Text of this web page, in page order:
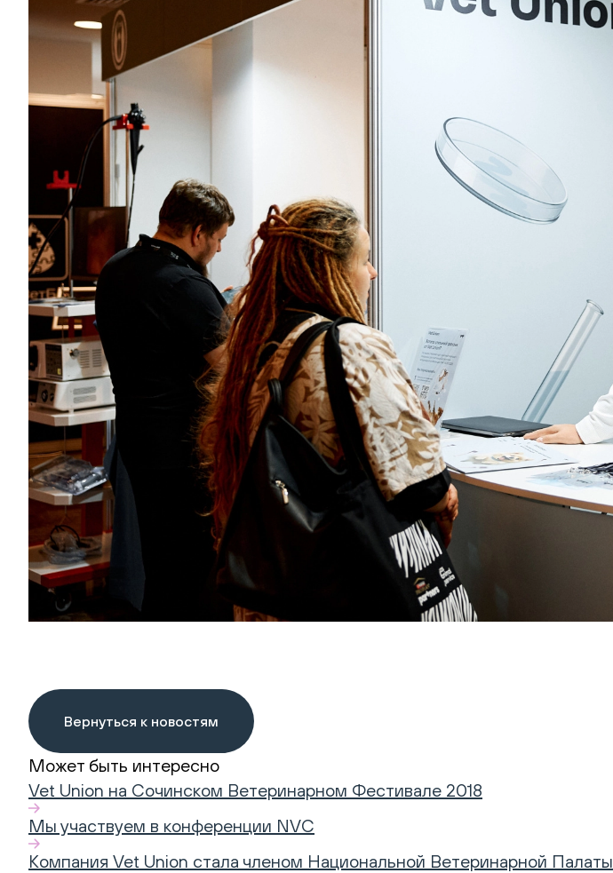
Вернуться к новостям
Может быть интересно
Vet Union на Сочинском Ветеринарном Фестивале 2018
Мы участвуем в конференции NVC
Компания Vet Union стала членом Национальной Ветеринарной Палаты